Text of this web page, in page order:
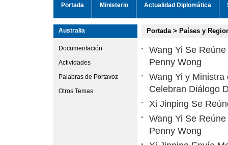
Portada Ministerio Actualidad Diplomática
Australia
Documentación
Actividades
Palabras de Portavoz
Otros Temas
Portada> Países y
Wang Yi Se
Penny Wong
Wang Yi y
Celebran Diálogo
Xi Jinping Se
Wang Yi Se
Penny Wong